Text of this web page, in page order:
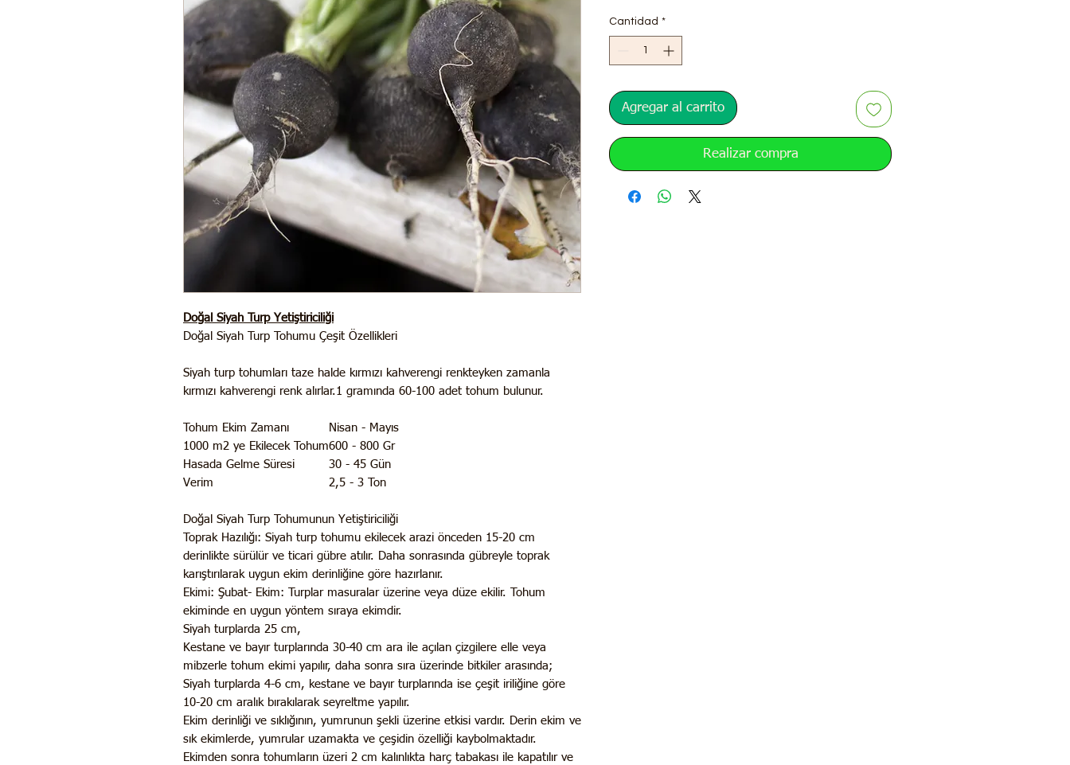
Doğal Siyah Turp Yetiştiriciliği
Doğal Siyah Turp Tohumu Çeşit Özellikleri
Siyah turp tohumları taze halde kırmızı kahverengi renkteyken zamanla
kırmızı kahverengi renk alırlar.1 gramında 60-100 adet tohum bulunur.
Tohum Ekim Zamanı
Nisan - Mayıs
1000 m2 ye Ekilecek Tohum600 - 800 Gr
Hasada Gelme Süresi
30 - 45 Gün
Verim
2,5 - 3 Ton
Doğal Siyah Turp Tohumunun Yetiştiriciliği
Toprak Hazılığı: Siyah turp tohumu ekilecek arazi önceden 15-20 cm
derinlikte sürülür ve ticari gübre atılır. Daha sonrasında gübreyle toprak
karıştırılarak uygun ekim derinliğine göre hazırlanır.
Ekimi: Şubat- Ekim: Turplar masuralar üzerine veya düze ekilir. Tohum
ekiminde en uygun yöntem sıraya ekimdir.
Siyah turplarda 25 cm,
Kestane ve bayır turplarında 30-40 cm ara ile açılan çizgilere elle veya
mibzerle tohum ekimi yapılır, daha sonra sıra üzerinde bitkiler arasında;
Siyah turplarda 4-6 cm, kestane ve bayır turplarında ise çeşit iriliğine göre
10-20 cm aralık bırakılarak seyreltme yapılır.
Ekim derinliği ve sıklığının, yumrunun şekli üzerine etkisi vardır. Derin ekim ve
sık ekimlerde, yumrular uzamakta ve çeşidin özelliği kaybolmaktadır.
Ekimden sonra tohumların üzeri 2 cm kalınlıkta harç tabakası ile kapatılır ve
Cantidad *
Agregar al carrito
Realizar compra